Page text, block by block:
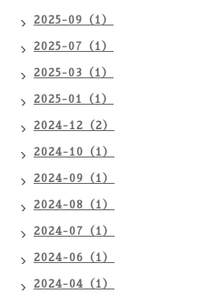
2025-09（1）
2025-07（1）
2025-03（1）
2025-01（1）
2024-12（2）
2024-10（1）
2024-09（1）
2024-08（1）
2024-07（1）
2024-06（1）
2024-04（1）